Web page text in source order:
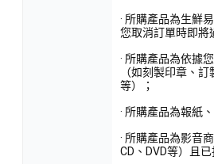
· 所購產品為生鮮
您取消訂單時即將
· 所購產品為依據
（如刻製印章、
等）；
· 所購產品為報紙
· 所購產品為影音
CD、DVD等）且已